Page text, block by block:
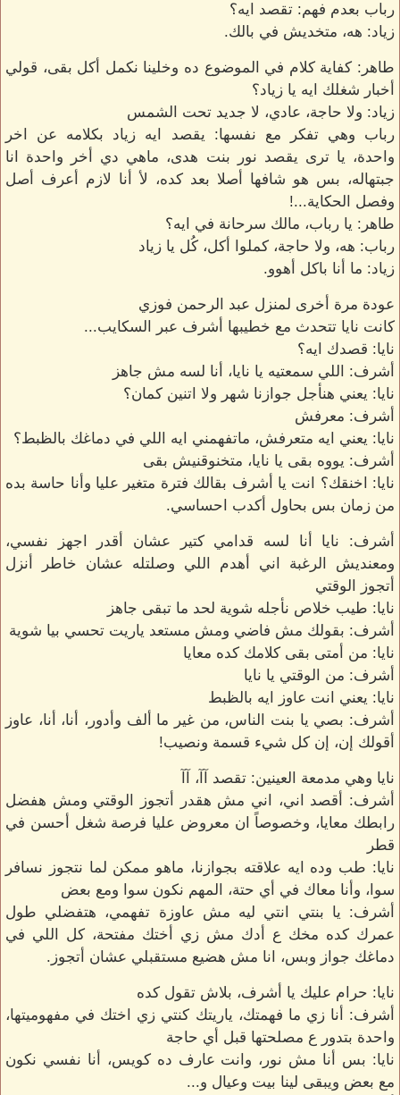
رباب بعدم فهم: تقصد ايه؟
زياد: هه، متخديش في بالك.
طاهر: كفاية كلام في الموضوع ده وخلينا نكمل أكل بقى، قولي
أخبار شغلك ايه يا زياد؟
زياد: ولا حاجة، عادي، لا جديد تحت الشمس
رباب وهي تفكر مع نفسها: يقصد ايه زياد بكلامه عن اخر
واحدة، يا ترى يقصد نور بنت هدى، ماهي دي أخر واحدة انا
جبتهاله، بس هو شافها أصلا بعد كده، لأ أنا لازم أعرف أصل
وفصل الحكاية...!
طاهر: يا رباب، مالك سرحانة في ايه؟
رباب: هه، ولا حاجة، كملوا أكل، كُل يا زياد
زياد: ما أنا باكل أهوو.
عودة مرة أخرى لمنزل عبد الرحمن فوزي
كانت نايا تتحدث مع خطيبها أشرف عبر السكايب...
نايا: قصدك ايه؟
أشرف: اللي سمعتيه يا نايا، أنا لسه مش جاهز
نايا: يعني هنأجل جوازنا شهر ولا اتنين كمان؟
أشرف: معرفش
نايا: يعني ايه متعرفش، ماتفهمني ايه اللي في دماغك بالظبط؟
أشرف: يووه بقى يا نايا، متخنوقنيش بقى
نايا: اخنقك؟ انت يا أشرف بقالك فترة متغير عليا وأنا حاسة بده
من زمان بس بحاول أكدب احساسي.
أشرف: نايا أنا لسه قدامي كتير عشان أقدر اجهز نفسي،
ومعنديش الرغبة اني أهدم اللي وصلتله عشان خاطر أنزل
أتجوز الوقتي
نايا: طيب خلاص نأجله شوية لحد ما تبقى جاهز
أشرف: بقولك مش فاضي ومش مستعد ياريت تحسي بيا شوية
نايا: من أمتى بقى كلامك كده معايا
أشرف: من الوقتي يا نايا
نايا: يعني انت عاوز ايه بالظبط
أشرف: بصي يا بنت الناس، من غير ما ألف وأدور، أنا، أنا، عاوز
أقولك إن، إن كل شيء قسمة ونصيب!
نايا وهي مدمعة العينين: تقصد آآ، آآ
أشرف: أقصد اني، اني مش هقدر أتجوز الوقتي ومش هفضل
رابطك معايا، وخصوصاً ان معروض عليا فرصة شغل أحسن في
قطر
نايا: طب وده ايه علاقته بجوازنا، ماهو ممكن لما نتجوز نسافر
سوا، وأنا معاك في أي حتة، المهم نكون سوا ومع بعض
أشرف: يا بنتي انتي ليه مش عاوزة تفهمي، هتفضلي طول
عمرك كده مخك ع أدك مش زي أختك مفتحة، كل اللي في
دماغك جواز وبس، انا مش هضيع مستقبلي عشان أتجوز.
نايا: حرام عليك يا أشرف، بلاش تقول كده
أشرف: أنا زي ما فهمتك، ياريتك كنتي زي اختك في مفهوميتها،
واحدة بتدور ع مصلحتها قبل أي حاجة
نايا: بس أنا مش نور، وانت عارف ده كويس، أنا نفسي نكون
مع بعض ويبقى لينا بيت وعيال و...